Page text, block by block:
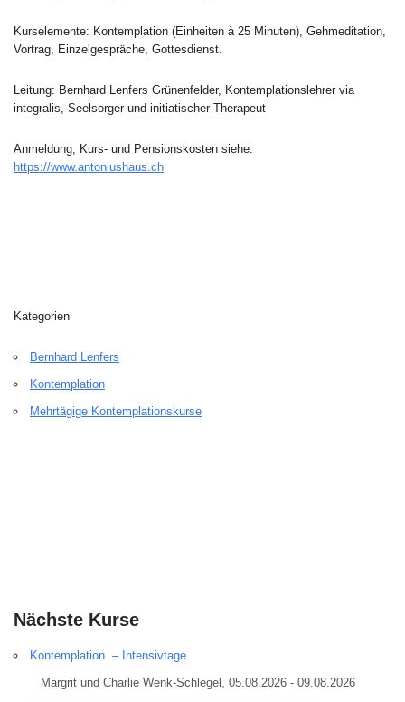
Kurselemente: Kontemplation (Einheiten à 25 Minuten), Gehmeditation,
Vortrag, Einzelgespräche, Gottesdienst.
Leitung: Bernhard Lenfers Grünenfelder, Kontemplationslehrer via
integralis, Seelsorger und initiatischer Therapeut
Anmeldung, Kurs- und Pensionskosten siehe:
https://www.antoniushaus.ch
Kategorien
Bernhard Lenfers
Kontemplation
Mehrtägige Kontemplationskurse
Nächste Kurse
Kontemplation – Intensivtage
Margrit und Charlie Wenk-Schlegel, 05.08.2026 - 09.08.2026